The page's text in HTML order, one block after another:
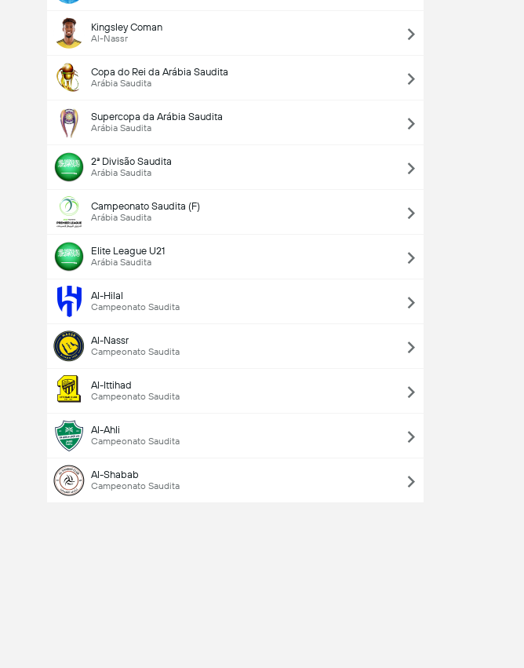
Kingsley Coman
Al-Nassr
Copa do Rei da Arábia Saudita
Arábia Saudita
Supercopa da Arábia Saudita
Arábia Saudita
2ª Divisão Saudita
Arábia Saudita
Campeonato Saudita (F)
Arábia Saudita
Elite League U21
Arábia Saudita
Al-Hilal
Campeonato Saudita
Al-Nassr
Campeonato Saudita
Al-Ittihad
Campeonato Saudita
Al-Ahli
Campeonato Saudita
Al-Shabab
Campeonato Saudita